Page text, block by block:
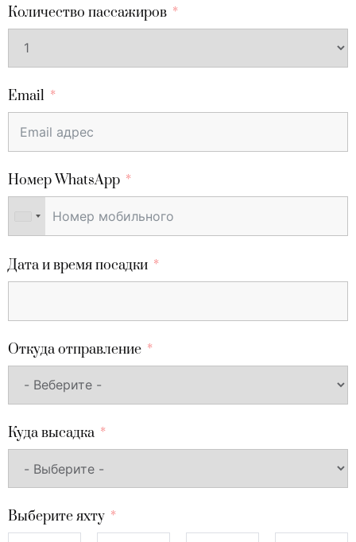
Количество пассажиров
Email
Номер WhatsApp
Дата и время посадки
Откуда отправление
Куда высадка
Выберите яхту